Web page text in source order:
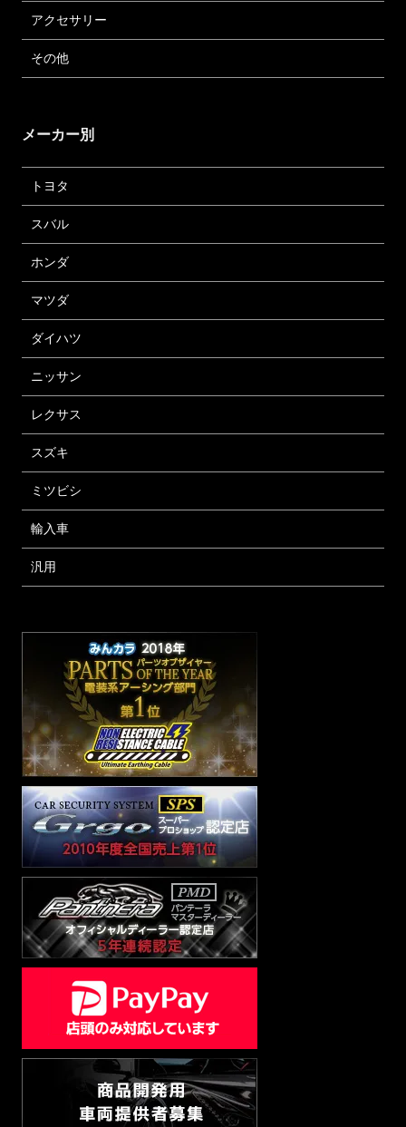
アクセサリー
その他
メーカー別
トヨタ
スバル
ホンダ
マツダ
ダイハツ
ニッサン
レクサス
スズキ
ミツビシ
輸入車
汎用